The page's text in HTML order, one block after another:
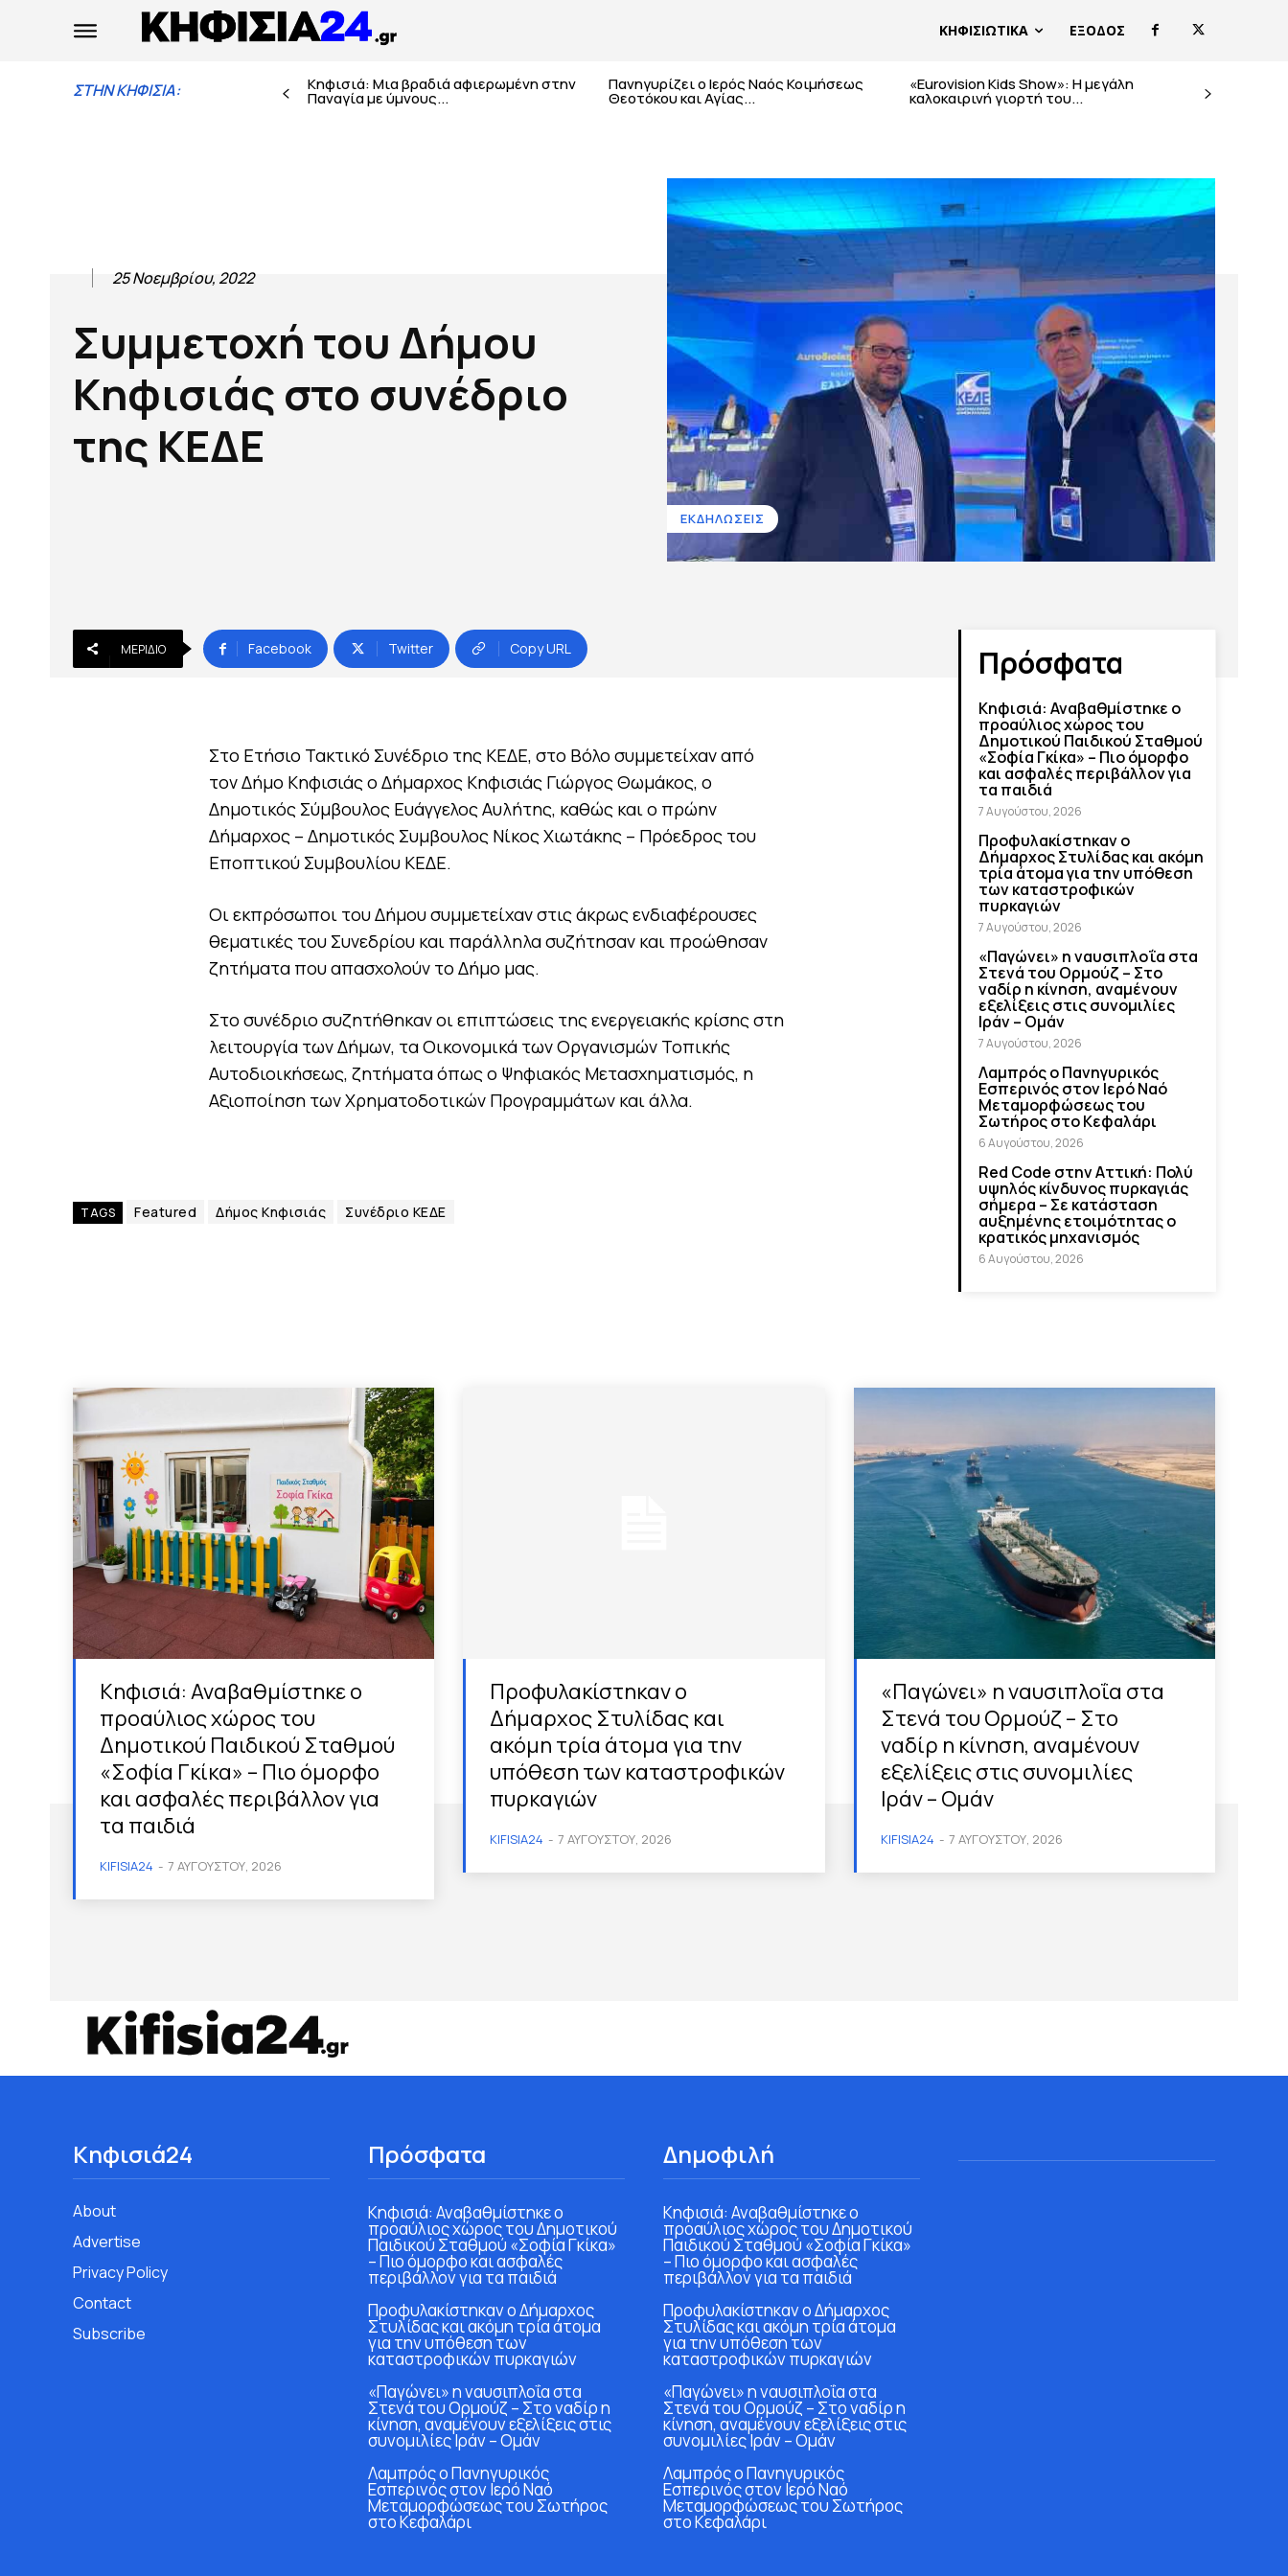
ΚΗΦΙΣΙΩΤΙΚΑ ΕΞΟΔΟΣ
ΣΤΗΝ ΚΗΦΙΣΙΑ: Κηφισιά: Μια βραδιά αφιερωμένη στην
Παναγία με ύμνους...
Πανηγυρίζει ο Ιερός Ναός Κοιμήσεως
Θεοτόκου και Αγίας...
«Eurovision Kids Show»: Η μεγάλη
καλοκαιρινή γιορτή του...
25 Νοεμβρίου, 2022
Συμμετοχή του Δήμου
Κηφισιάς στο συνέδριο
της ΚΕΔΕ
ΕΚΔΗΛΩΣΕΙΣ
ΜΕΡΊΔΙΟ Facebook Twitter Copy URL
Στο Ετήσιο Τακτικό Συνέδριο της ΚΕΔΕ, στο Βόλο συμμετείχαν από
τον Δήμο Κηφισιάς ο Δήμαρχος Κηφισιάς Γιώργος Θωμάκος, ο
Δημοτικός Σύμβουλος Ευάγγελος Αυλήτης, καθώς και ο πρώην
Δήμαρχος – Δημοτικός Συμβουλος Νίκος Χιωτάκης – Πρόεδρος του
Εποπτικού Συμβουλίου ΚΕΔΕ.
Οι εκπρόσωποι του Δήμου συμμετείχαν στις άκρως ενδιαφέρουσες
θεματικές του Συνεδρίου και παράλληλα συζήτησαν και προώθησαν
ζητήματα που απασχολούν το Δήμο μας.
Στο συνέδριο συζητήθηκαν οι επιπτώσεις της ενεργειακής κρίσης στη
λειτουργία των Δήμων, τα Οικονομικά των Οργανισμών Τοπικής
Αυτοδιοικήσεως, ζητήματα όπως ο Ψηφιακός Μετασχηματισμός, η
Αξιοποίηση των Χρηματοδοτικών Προγραμμάτων και άλλα.
TAGS Featured Δήμος Κηφισιάς Συνέδριο ΚΕΔΕ
Πρόσφατα
Κηφισιά: Αναβαθμίστηκε ο
προαύλιος χώρος του
Δημοτικού Παιδικού Σταθμού
«Σοφία Γκίκα» – Πιο όμορφο
και ασφαλές περιβάλλον για
τα παιδιά
7 Αυγούστου, 2026
Προφυλακίστηκαν ο
Δήμαρχος Στυλίδας και ακόμη
τρία άτομα για την υπόθεση
των καταστροφικών
πυρκαγιών
7 Αυγούστου, 2026
«Παγώνει» η ναυσιπλοΐα στα
Στενά του Ορμούζ – Στο
ναδίρ η κίνηση, αναμένουν
εξελίξεις στις συνομιλίες
Ιράν – Ομάν
7 Αυγούστου, 2026
Λαμπρός ο Πανηγυρικός
Εσπερινός στον Ιερό Ναό
Μεταμορφώσεως του
Σωτήρος στο Κεφαλάρι
6 Αυγούστου, 2026
Red Code στην Αττική: Πολύ
υψηλός κίνδυνος πυρκαγιάς
σήμερα – Σε κατάσταση
αυξημένης ετοιμότητας ο
κρατικός μηχανισμός
6 Αυγούστου, 2026
Κηφισιά: Αναβαθμίστηκε ο
προαύλιος χώρος του
Δημοτικού Παιδικού Σταθμού
«Σοφία Γκίκα» – Πιο όμορφο
και ασφαλές περιβάλλον για
τα παιδιά
KIFISIA24 - 7 ΑΥΓΟΎΣΤΟΥ, 2026
Προφυλακίστηκαν ο
Δήμαρχος Στυλίδας και
ακόμη τρία άτομα για την
υπόθεση των καταστροφικών
πυρκαγιών
KIFISIA24 - 7 ΑΥΓΟΎΣΤΟΥ, 2026
«Παγώνει» η ναυσιπλοΐα στα
Στενά του Ορμούζ – Στο
ναδίρ η κίνηση, αναμένουν
εξελίξεις στις συνομιλίες
Ιράν – Ομάν
KIFISIA24 - 7 ΑΥΓΟΎΣΤΟΥ, 2026
Κηφισιά24
About
Advertise
Privacy Policy
Contact
Subscribe
Πρόσφατα
Κηφισιά: Αναβαθμίστηκε ο
προαύλιος χώρος του Δημοτικού
Παιδικού Σταθμού «Σοφία Γκίκα»
– Πιο όμορφο και ασφαλές
περιβάλλον για τα παιδιά
Προφυλακίστηκαν ο Δήμαρχος
Στυλίδας και ακόμη τρία άτομα
για την υπόθεση των
καταστροφικών πυρκαγιών
«Παγώνει» η ναυσιπλοΐα στα
Στενά του Ορμούζ – Στο ναδίρ η
κίνηση, αναμένουν εξελίξεις στις
συνομιλίες Ιράν – Ομάν
Λαμπρός ο Πανηγυρικός
Εσπερινός στον Ιερό Ναό
Μεταμορφώσεως του Σωτήρος
στο Κεφαλάρι
Δημοφιλή
Κηφισιά: Αναβαθμίστηκε ο
προαύλιος χώρος του Δημοτικού
Παιδικού Σταθμού «Σοφία Γκίκα»
– Πιο όμορφο και ασφαλές
περιβάλλον για τα παιδιά
Προφυλακίστηκαν ο Δήμαρχος
Στυλίδας και ακόμη τρία άτομα
για την υπόθεση των
καταστροφικών πυρκαγιών
«Παγώνει» η ναυσιπλοΐα στα
Στενά του Ορμούζ – Στο ναδίρ η
κίνηση, αναμένουν εξελίξεις στις
συνομιλίες Ιράν – Ομάν
Λαμπρός ο Πανηγυρικός
Εσπερινός στον Ιερό Ναό
Μεταμορφώσεως του Σωτήρος
στο Κεφαλάρι